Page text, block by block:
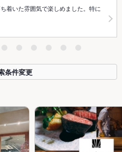
着いた雰囲気で楽しめました。特に
条件変更